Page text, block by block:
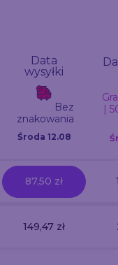
Data
wysyłki
Bez
znakowania
Środa 12.08
|
87,50 zł
149,47 zł